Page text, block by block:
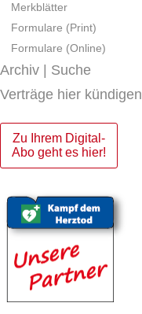
Merkblätter
Formulare (Print)
Formulare (Online)
Archiv | Suche
Verträge hier kündigen
Zu Ihrem Digital-
Abo geht es hier!